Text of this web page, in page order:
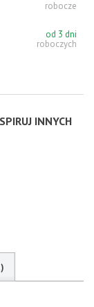
robocze
od 3 dni
roboczych
INNYCH